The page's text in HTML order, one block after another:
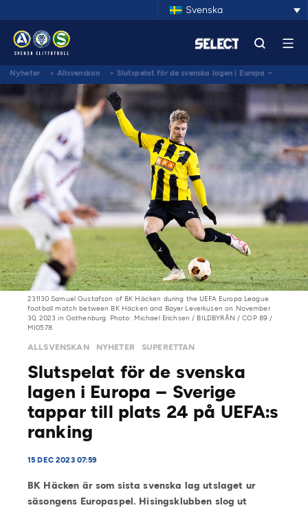
Svenska
Nyheter > Allsvenskan > Slutspelat för de svenska lagen i Europa –
Sverige tappar till plats 24 på UEFA:s ranking
231130 Samuel Gustafson of BK Häcken during the UEFA Europa League
football match between BK Häcken and Bayer Leverkusen on November
30, 2023 in Gothenburg. Photo: Michael Erichsen / BILDBYRÅN / COP 89 /
MI0578
ALLSVENSKAN NYHETER SUPERETTAN
Slutspelat för de svenska
lagen i Europa – Sverige
tappar till plats 24 på UEFA:s
ranking
15 DEC 2023 07:59
BK Häcken är som sista svenska lag utslaget ur
säsongens Europaspel. Hisingsklubben slog ut